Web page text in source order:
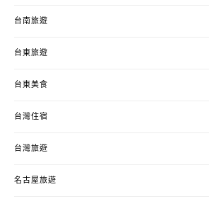
台南旅遊
台東旅遊
台東美食
台灣住宿
台灣旅遊
名古屋旅遊